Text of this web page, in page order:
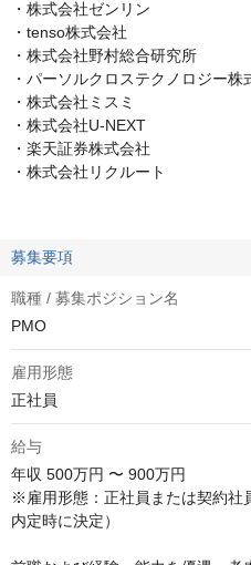
・株式会社ゼンリン
・tenso株式会社
・株式会社野村総合研究所
・パーソルクロステクノロジー株
・株式会社ミスミ
・株式会社U-NEXT
・楽天証券株式会社
・株式会社リクルート
募集要項
職種 / 募集ポジション名
PMO
雇用形態
正社員
給与
年収 500万円 〜 900万円
※雇用形態：正社員または契約社
内定時に決定）